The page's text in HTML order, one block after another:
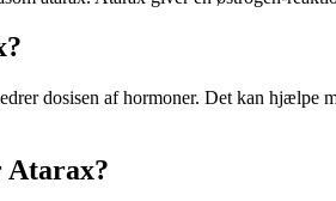
dosisen af ​​hormoner. Det kan hjælpe
Atarax?